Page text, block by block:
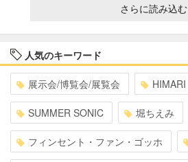
さらに読み込む
人気のキーワード
展示会/博覧会/展覧会 HIMARI
SUMMER SONIC 堀ちえみ
フィンセント・ファン・ゴッホ